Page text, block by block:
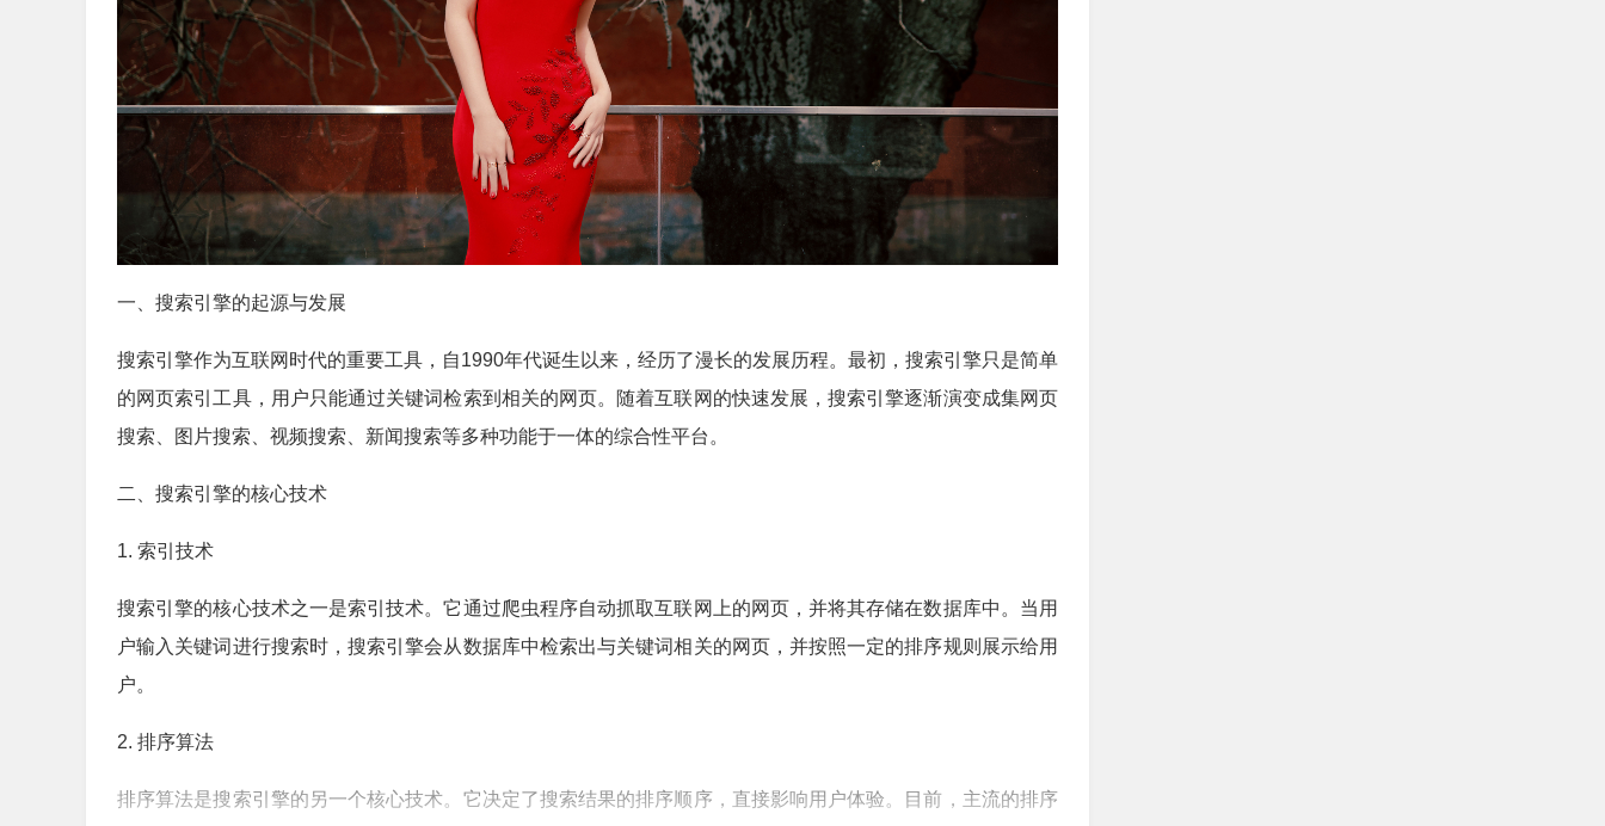
一、搜索引擎的起源与发展
搜索引擎作为互联网时代的重要工具，自1990年代诞生以来，经历了漫长的发展历程。最初，搜索引擎只是简单
的网页索引工具，用户只能通过关键词检索到相关的网页。随着互联网的快速发展，搜索引擎逐渐演变成集网页
搜索、图片搜索、视频搜索、新闻搜索等多种功能于一体的综合性平台。
二、搜索引擎的核心技术
1. 索引技术
搜索引擎的核心技术之一是索引技术。它通过爬虫程序自动抓取互联网上的网页，并将其存储在数据库中。当用
户输入关键词进行搜索时，搜索引擎会从数据库中检索出与关键词相关的网页，并按照一定的排序规则展示给用
户。
2. 排序算法
排序算法是搜索引擎的另一个核心技术。它决定了搜索结果的排序顺序，直接影响用户体验。目前，主流的排序